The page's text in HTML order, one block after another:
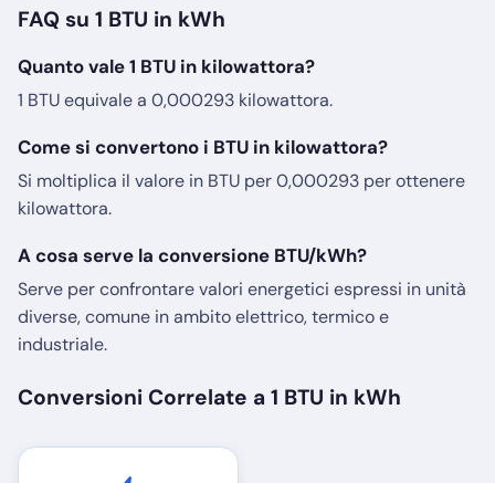
FAQ su 1 BTU in kWh
Quanto vale 1 BTU in kilowattora?
1 BTU equivale a 0,000293 kilowattora.
Come si convertono i BTU in kilowattora?
Si moltiplica il valore in BTU per 0,000293 per ottenere
kilowattora.
A cosa serve la conversione BTU/kWh?
Serve per confrontare valori energetici espressi in unità
diverse, comune in ambito elettrico, termico e
industriale.
Conversioni Correlate a 1 BTU in kWh